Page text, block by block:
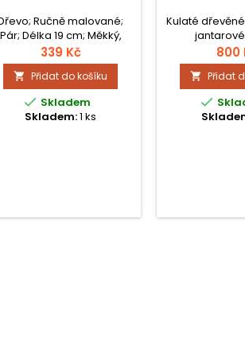
Ručně malované;
Pár; Délka 19 cm; Měkký,
přírodní zvuk; V balení,
které podporuje prodej;
339 Kč
 Přidat do košíku
 Skladem
Skladem:1 ks
Kulaté
800
 Přidat
